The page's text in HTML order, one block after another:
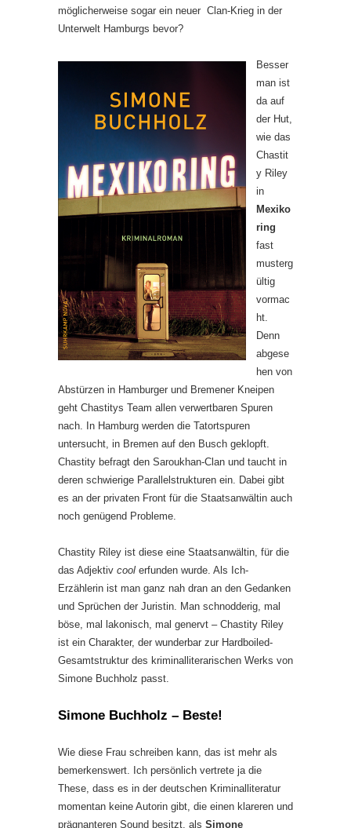
möglicherweise sogar ein neuer Clan-Krieg in der
Unterwelt Hamburgs bevor?
Besser
man ist
da auf
der Hut,
wie das
Chastit
y Riley
in
Mexiko
ring
fast
musterg
ültig
vormac
ht.
Denn
abgese
hen von
Abstürzen in Hamburger und Bremener Kneipen
geht Chastitys Team allen verwertbaren Spuren
nach. In Hamburg werden die Tatortspuren
untersucht, in Bremen auf den Busch geklopft.
Chastity befragt den Saroukhan-Clan und taucht in
deren schwierige Parallelstrukturen ein. Dabei gibt
es an der privaten Front für die Staatsanwältin auch
noch genügend Probleme.
Chastity Riley ist diese eine Staatsanwältin, für die
das Adjektiv cool erfunden wurde. Als Ich-
Erzählerin ist man ganz nah dran an den Gedanken
und Sprüchen der Juristin. Man schnodderig, mal
böse, mal lakonisch, mal genervt – Chastity Riley
ist ein Charakter, der wunderbar zur Hardboiled-
Gesamtstruktur des kriminalliterarischen Werks von
Simone Buchholz passt.
Simone Buchholz – Beste!
Wie diese Frau schreiben kann, das ist mehr als
bemerkenswert. Ich persönlich vertrete ja die
These, dass es in der deutschen Kriminalliteratur
momentan keine Autorin gibt, die einen klareren und
prägnanteren Sound besitzt, als Simone